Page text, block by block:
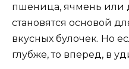
пшеница, ячмень или
становятся основой
вкусных булочек. Но
глубже, то вперед, в